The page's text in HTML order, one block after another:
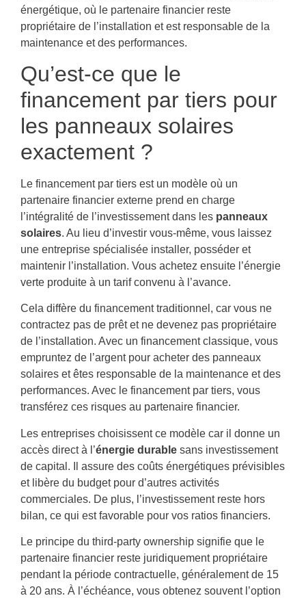
énergétique, où le partenaire financier reste
propriétaire de l’installation et est responsable de la
maintenance et des performances.
Qu’est-ce que le
financement par tiers pour
les panneaux solaires
exactement ?
Le financement par tiers est un modèle où un
partenaire financier externe prend en charge
l’intégralité de l’investissement dans les panneaux
solaires. Au lieu d’investir vous-même, vous laissez
une entreprise spécialisée installer, posséder et
maintenir l’installation. Vous achetez ensuite l’énergie
verte produite à un tarif convenu à l’avance.
Cela diffère du financement traditionnel, car vous ne
contractez pas de prêt et ne devenez pas propriétaire
de l’installation. Avec un financement classique, vous
empruntez de l’argent pour acheter des panneaux
solaires et êtes responsable de la maintenance et des
performances. Avec le financement par tiers, vous
transférez ces risques au partenaire financier.
Les entreprises choisissent ce modèle car il donne un
accès direct à l’énergie durable sans investissement
de capital. Il assure des coûts énergétiques prévisibles
et libère du budget pour d’autres activités
commerciales. De plus, l’investissement reste hors
bilan, ce qui est favorable pour vos ratios financiers.
Le principe du third-party ownership signifie que le
partenaire financier reste juridiquement propriétaire
pendant la période contractuelle, généralement de 15
à 20 ans. À l’échéance, vous obtenez souvent l’option